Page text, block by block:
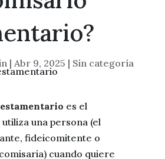
| Abr 9, 2025 | Sin categoría
es el
una persona (el
fideicomitente o
cuando quiere